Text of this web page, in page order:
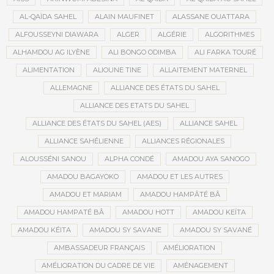
AL-QAÏDA SAHEL ALAIN MAUFINET ALASSANE OUATTARA
ALFOUSSEYNI DIAWARA ALGER ALGÉRIE ALGORITHMES
ALHAMDOU AG ILYÈNE ALI BONGO ODIMBA ALI FARKA TOURÉ
ALIMENTATION ALIOUNE TINE ALLAITEMENT MATERNEL
ALLEMAGNE ALLIANCE DES ÉTATS DU SAHEL
ALLIANCE DES ETATS DU SAHEL
ALLIANCE DES ÉTATS DU SAHEL (AES) ALLIANCE SAHEL
ALLIANCE SAHÉLIENNE ALLIANCES RÉGIONALES
ALOUSSÉNI SANOU ALPHA CONDÉ AMADOU AYA SANOGO
AMADOU BAGAYOKO AMADOU ET LES AUTRES
AMADOU ET MARIAM AMADOU HAMPÂTÉ BÂ
AMADOU HAMPATÉ BÂ AMADOU HOTT AMADOU KEÏTA
AMADOU KÉITA AMADOU SY SAVANE AMADOU SY SAVANÉ
AMBASSADEUR FRANÇAIS AMÉLIORATION
AMÉLIORATION DU CADRE DE VIE AMÉNAGEMENT